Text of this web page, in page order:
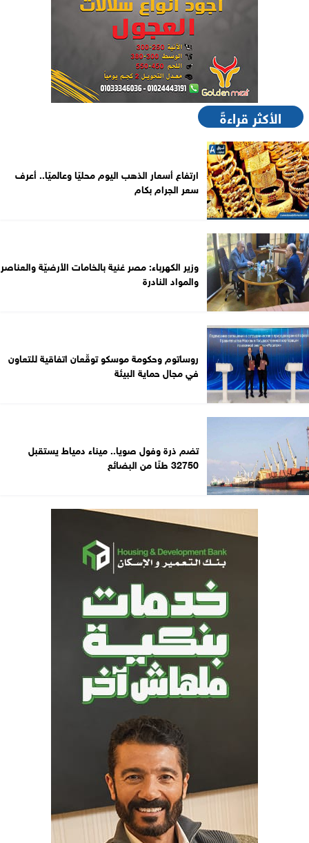
الأكثر قراءةً
ارتفاع أسعار الذهب اليوم محليًا وعالميًا.. أعرف
سعر الجرام بكام
وزير الكهرباء: مصر غنية بالخامات الأرضيّة والعناصر
والمواد النادرة
روساتوم وحكومة موسكو توقّعان اتفاقية للتعاون
في مجال حماية البيئة
تضم ذرة وفول صويا.. ميناء دمياط يستقبل
32750 طنًا من البضائع